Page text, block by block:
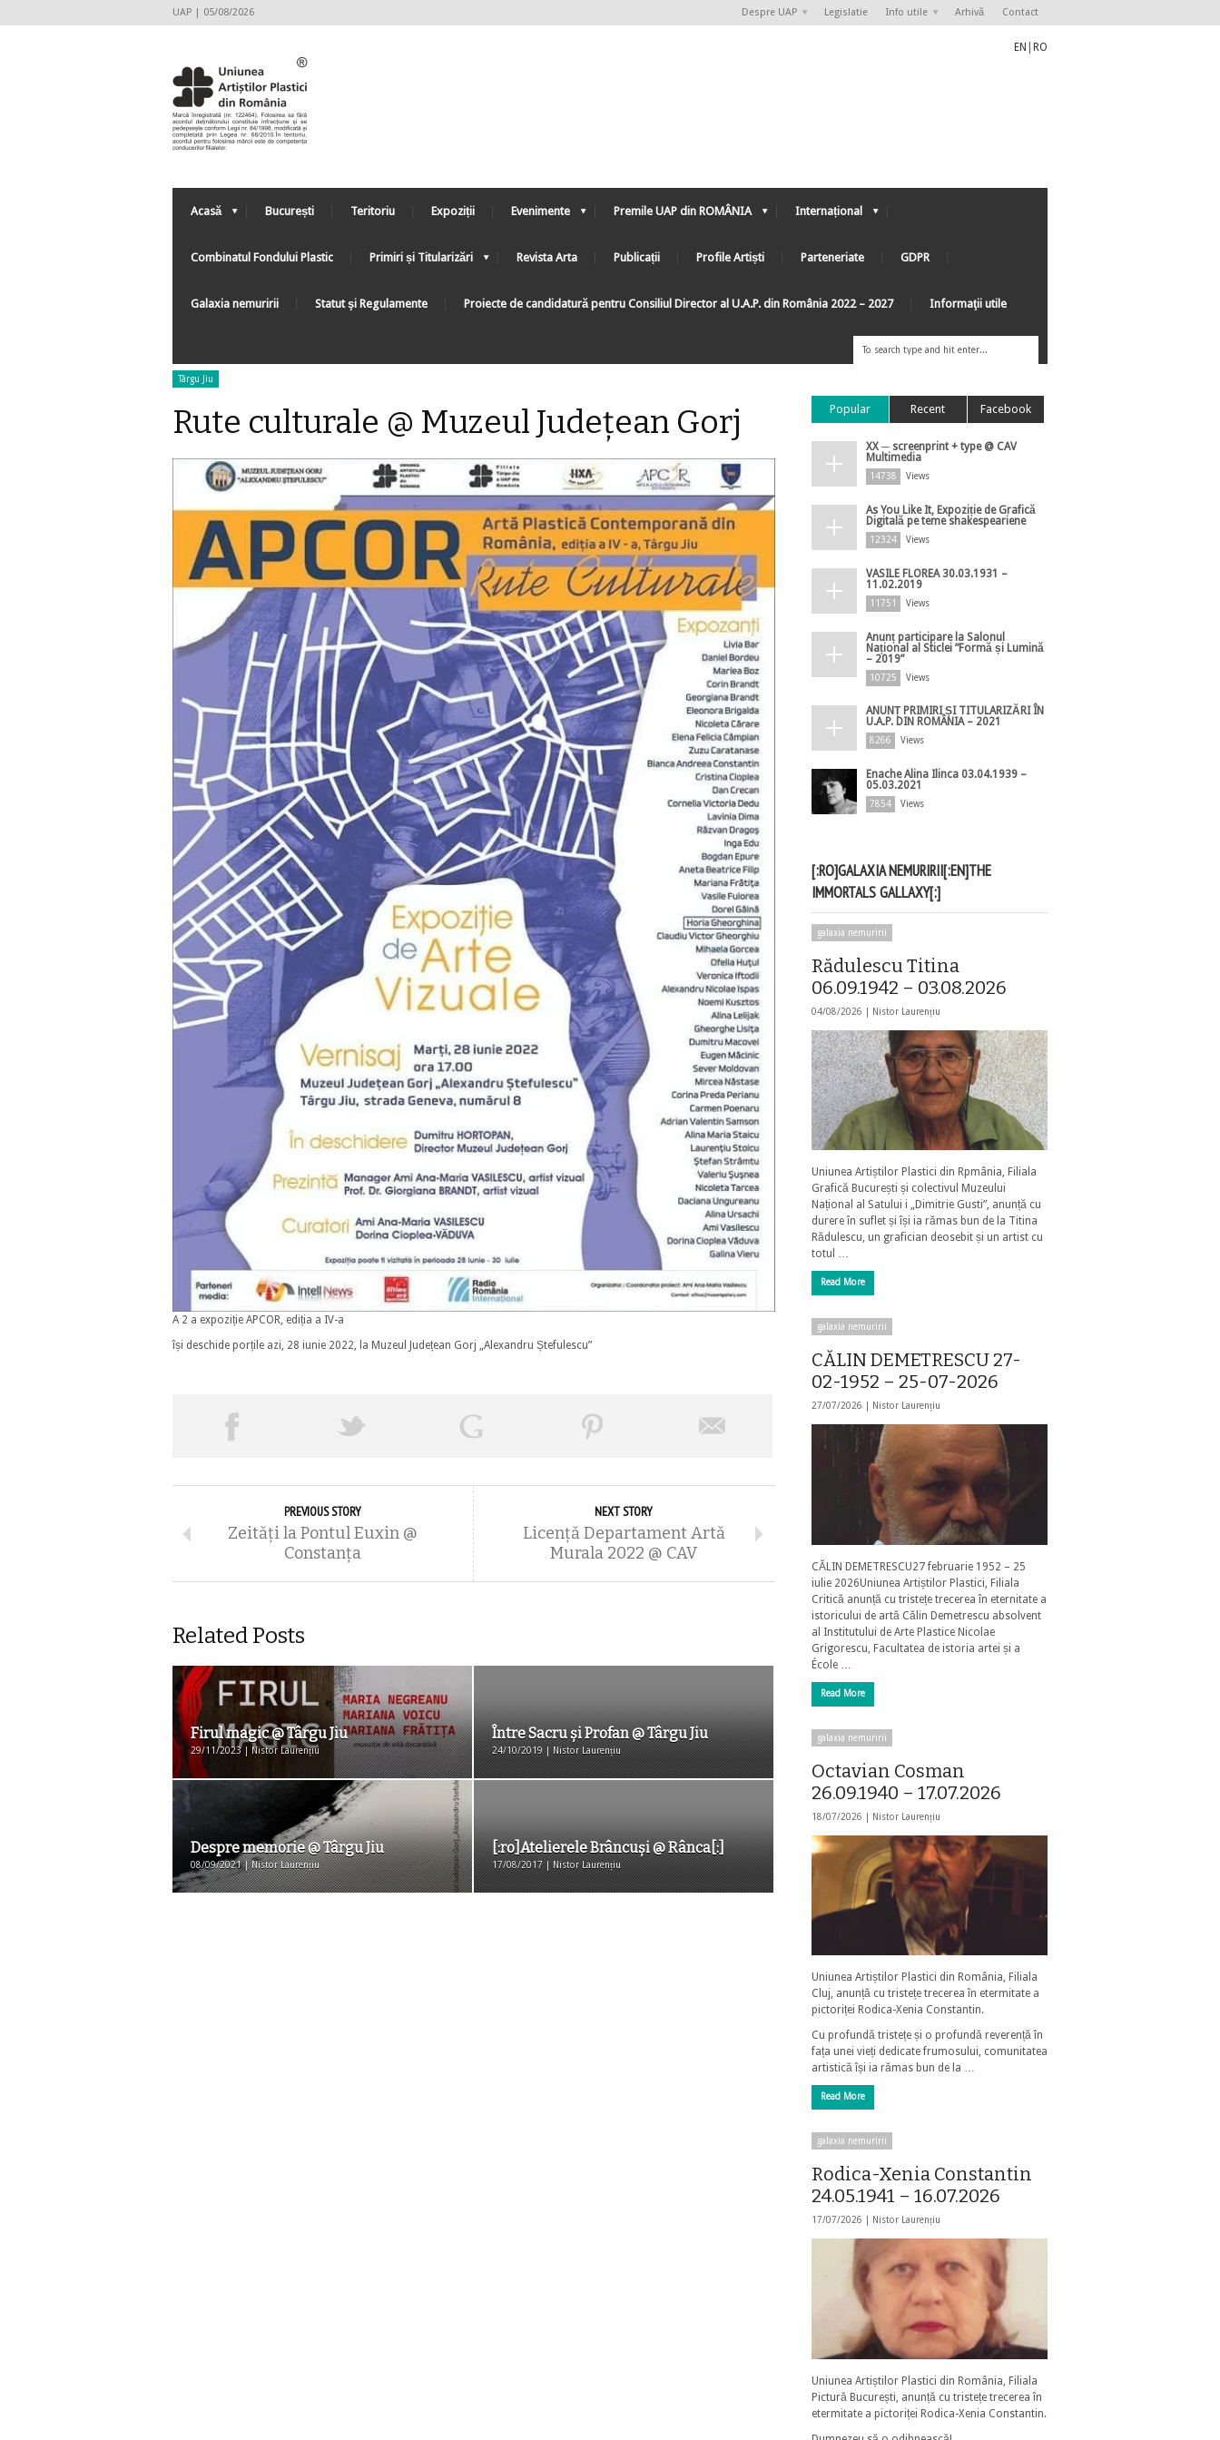
UAP | 05/08/2026 Despre UAP Legislatie Info utile Arhivă Contact
EN RO
Acasă București Teritoriu Expoziții Evenimente Premile UAP din ROMÂNIA Internațional
Combinatul Fondului Plastic Primiri și Titularizări Revista Arta Publicații Profile Artiști Parteneriate GDPR
Galaxia nemuririi Statut şi Regulamente Proiecte de candidatură pentru Consiliul Director al U.A.P. din România 2022 – 2027 Informaţii utile
Târgu Jiu
Rute culturale @ Muzeul Județean Gorj
A 2 a expoziție APCOR, ediția a IV-a
își deschide porțile azi, 28 iunie 2022, la Muzeul Județean Gorj „Alexandru Ștefulescu”
PREVIOUS STORY
Zeități la Pontul Euxin @
Constanța
NEXT STORY
Licență Departament Artă
Murala 2022 @ CAV
Related Posts
Firul magic @ Târgu Jiu
29/11/2023 | Nistor Laurențiu
Între Sacru și Profan @ Târgu Jiu
24/10/2019 | Nistor Laurențiu
Despre memorie @ Târgu Jiu
08/09/2021 | Nistor Laurențiu
[:ro]Atelierele Brâncuși @ Rânca[:]
17/08/2017 | Nistor Laurențiu
Popular Recent Facebook
XX ─ screenprint + type @ CAV
Multimedia
14738 Views
As You Like It, Expoziție de Grafică
Digitală pe teme shakespeariene
12324 Views
VASILE FLOREA 30.03.1931 –
11.02.2019
11751 Views
Anunț participare la Salonul
Național al Sticlei ”Formă și Lumină
– 2019”
10725 Views
ANUNȚ PRIMIRI ȘI TITULARIZĂRI ÎN
U.A.P. DIN ROMÂNIA – 2021
8266 Views
Enache Alina Ilinca 03.04.1939 –
05.03.2021
7854 Views
[:RO]GALAXIA NEMURIRII[:EN]THE
IMMORTALS GALLAXY[:]
galaxia nemuririi
Rădulescu Titina
06.09.1942 – 03.08.2026
04/08/2026 | Nistor Laurențiu
Uniunea Artiștilor Plastici din Rpmânia, Filiala
Grafică București și colectivul Muzeului
Național al Satului i „Dimitrie Gusti”, anunță cu
durere în suflet și își ia rămas bun de la Titina
Rădulescu, un grafician deosebit și un artist cu
totul …
Read More
galaxia nemuririi
CĂLIN DEMETRESCU 27-
02-1952 – 25-07-2026
27/07/2026 | Nistor Laurențiu
CĂLIN DEMETRESCU27 februarie 1952 – 25
iulie 2026Uniunea Artiștilor Plastici, Filiala
Critică anunță cu tristețe trecerea în eternitate a
istoricului de artă Călin Demetrescu absolvent
al Institutului de Arte Plastice Nicolae
Grigorescu, Facultatea de istoria artei și a
École …
Read More
galaxia nemuririi
Octavian Cosman
26.09.1940 – 17.07.2026
18/07/2026 | Nistor Laurențiu
Uniunea Artiștilor Plastici din România, Filiala
Cluj, anunță cu tristețe trecerea în etermitate a
pictoriței Rodica-Xenia Constantin.
Cu profundă tristețe și o profundă reverență în
fața unei vieți dedicate frumosului, comunitatea
artistică își ia rămas bun de la …
Read More
galaxia nemuririi
Rodica-Xenia Constantin
24.05.1941 – 16.07.2026
17/07/2026 | Nistor Laurențiu
Uniunea Artiștilor Plastici din România, Filiala
Pictură București, anunță cu tristețe trecerea în
etermitate a pictoriței Rodica-Xenia Constantin.